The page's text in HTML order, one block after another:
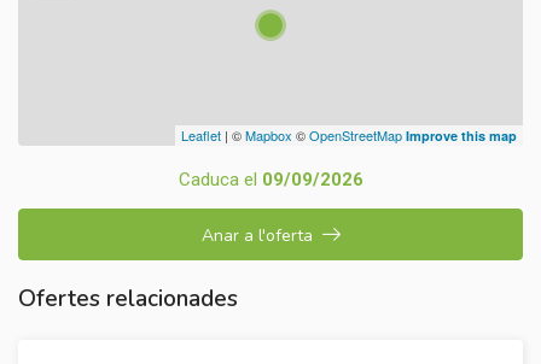
Leaflet | ©Mapbox ©OpenStreetMap Improve this map
Caduca el 09/09/2026
Anar a l'oferta
Ofertes relacionades